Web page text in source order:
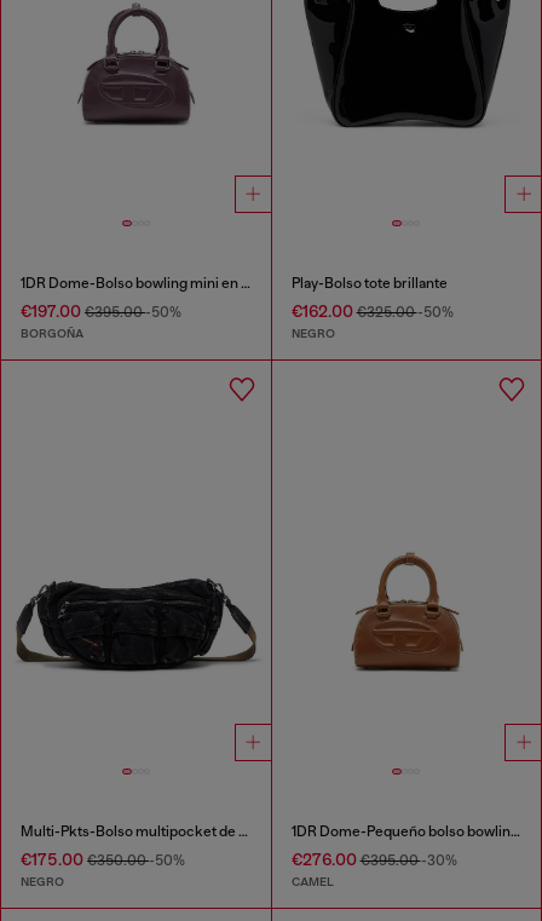
1DR Dome-Bolso bowling mini en piel
€197.00 €395.00-50%
BORGOÑA
Play-Bolso tote brillante
€162.00€325.00-50%
NEGRO
Multi-Pkts-Bolso multipocket de denim lavado
€175.00 €350.00-50%
NEGRO
1DR Dome-Pequeño bolso bowling en cuero pull-up
€276.00€395.00-30%
CAMEL